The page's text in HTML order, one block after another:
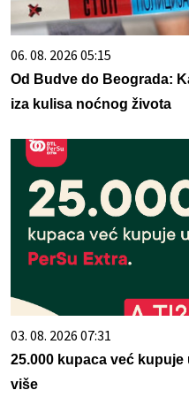
06. 08. 2026 05:15
Od Budve do Beograda:
iza kulisa noćnog života
03. 08. 2026 07:31
25.000 kupaca već kupuje
više